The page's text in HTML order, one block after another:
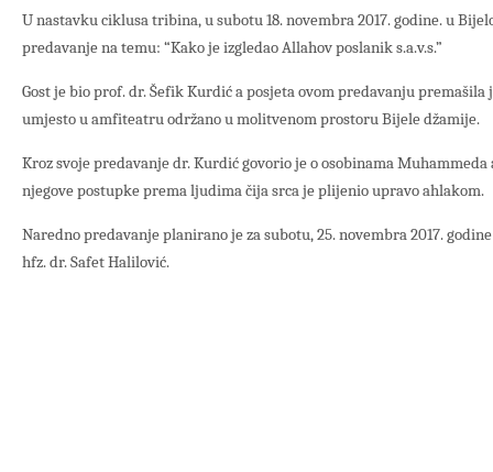
U nastavku ciklusa tribina, u subotu 18. novembra 2017. godine. u
predavanje na temu: “Kako je izgledao Allahov poslanik s.a.v.s.”
Gost je bio prof. dr. Šefik Kurdić a posjeta ovom predavanju premašila
umjesto u amfiteatru održano u molitvenom prostoru Bijele džamije.
Kroz svoje predavanje dr. Kurdić govorio je o osobinama Muhammeda
njegove postupke prema ljudima čija srca je plijenio upravo ahlakom.
Naredno predavanje planirano je za subotu, 25. novembra 2017.
hfz. dr. Safet Halilović.